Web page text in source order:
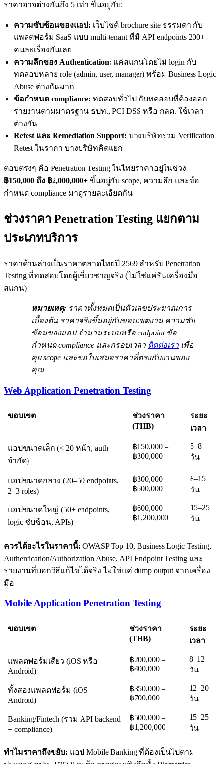
ราคาอาจต่างกันถึง 5 เท่า ขึ้นอยู่กับ:
ความซับซ้อนของแอป: เว็บไซต์ brochure site ธรรมดา กับ
แพลตฟอร์ม SaaS แบบ multi-tenant ที่มี API endpoints 200+
คนละเรื่องกันเลย
ความลึกของ Authentication: แค่สแกนโดยไม่ login กับ
ทดสอบหลาย role (admin, user, manager) พร้อม Business Logic
Abuse ต่างกันมาก
ข้อกำหนด compliance: ทดสอบทั่วไป กับทดสอบที่ต้องออก
รายงานตามมาตรฐาน ธปท., PCI DSS หรือ กลต. ใช้เวลา
ต่างกัน
Retest และ Remediation Support: บางบริษัทรวม Verification
Retest ในราคา บางบริษัทคิดแยก
ตอบตรงๆ คือ Penetration Testing ในไทยราคาอยู่ในช่วง
฿150,000 ถึง ฿2,000,000+ ขึ้นอยู่กับ scope, ความลึก และข้อ
กำหนด compliance มาดูรายละเอียดกัน
ช่วงราคา Penetration Testing แยกตาม
ประเภทบริการ
ราคาด้านล่างเป็นราคาตลาดไทยปี 2569 สำหรับ Penetration
Testing ที่ทดสอบโดยผู้เชี่ยวชาญจริง (ไม่ใช่แค่รันเครื่องมือ
สแกน)
หมายเหตุ: ราคาทั้งหมดเป็นตัวเลขประมาณการ
เบื้องต้น ราคาจริงขึ้นอยู่กับขอบเขตงาน ความซับ
ซ้อนของแอป จำนวนระบบหรือ endpoint ข้อ
กำหนด compliance และกรอบเวลา ติดต่อเรา เพื่อ
คุย scope และขอใบเสนอราคาที่ตรงกับงานของ
คุณ
Web Application Penetration Testing
ขอบเขต
ช่วงราคา
(THB)
ระยะ
เวลา
แอปขนาดเล็ก (< 20 หน้า, auth
จำกัด)
฿150,000 –
฿300,000
5–8
วัน
แอปขนาดกลาง (20–50 endpoints,
2–3 roles)
฿300,000 –
฿600,000
8–15
วัน
แอปขนาดใหญ่ (50+ endpoints,
logic ซับซ้อน, APIs)
฿600,000 –
฿1,200,000
15–25
วัน
ควรได้อะไรในราคานี้: OWASP Top 10, Business Logic Testing,
Authentication/Authorization Abuse, API Endpoint Testing และ
รายงานที่บอกวิธีแก้ไขได้จริง ไม่ใช่แค่ dump output จากเครื่อง
มือ
Mobile Application Penetration Testing
ขอบเขต
ช่วงราคา
(THB)
ระยะ
เวลา
แพลตฟอร์มเดียว (iOS หรือ
Android)
฿200,000 –
฿400,000
8–12
วัน
ทั้งสองแพลตฟอร์ม (iOS +
Android)
฿350,000 –
฿700,000
12–20
วัน
Banking/Fintech (รวม API backend
+ compliance)
฿500,000 –
฿1,200,000
15–25
วัน
ทำไมราคาถึงขยับ: แอป Mobile Banking ที่ต้องเป็นไปตาม